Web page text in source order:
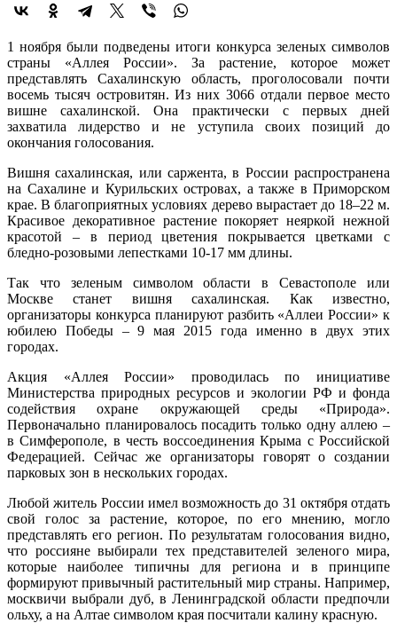
1 ноября были подведены итоги конкурса зеленых символов
страны «Аллея России». За растение, которое может
представлять Сахалинскую область, проголосовали почти
восемь тысяч островитян. Из них 3066 отдали первое место
вишне сахалинской. Она практически с первых дней
захватила лидерство и не уступила своих позиций до
окончания голосования.
Вишня сахалинская, или саржента, в России распространена
на Сахалине и Курильских островах, а также в Приморском
крае. В благоприятных условиях дерево вырастает до 18–22 м.
Красивое декоративное растение покоряет неяркой нежной
красотой – в период цветения покрывается цветками с
бледно-розовыми лепестками 10-17 мм длины.
Так что зеленым символом области в Севастополе или
Москве станет вишня сахалинская. Как известно,
организаторы конкурса планируют разбить «Аллеи России» к
юбилею Победы – 9 мая 2015 года именно в двух этих
городах.
Акция «Аллея России» проводилась по инициативе
Министерства природных ресурсов и экологии РФ и фонда
содействия охране окружающей среды «Природа».
Первоначально планировалось посадить только одну аллею –
в Симферополе, в честь воссоединения Крыма с Российской
Федерацией. Сейчас же организаторы говорят о создании
парковых зон в нескольких городах.
Любой житель России имел возможность до 31 октября отдать
свой голос за растение, которое, по его мнению, могло
представлять его регион. По результатам голосования видно,
что россияне выбирали тех представителей зеленого мира,
которые наиболее типичны для региона и в принципе
формируют привычный растительный мир страны. Например,
москвичи выбрали дуб, в Ленинградской области предпочли
ольху, а на Алтае символом края посчитали калину красную.